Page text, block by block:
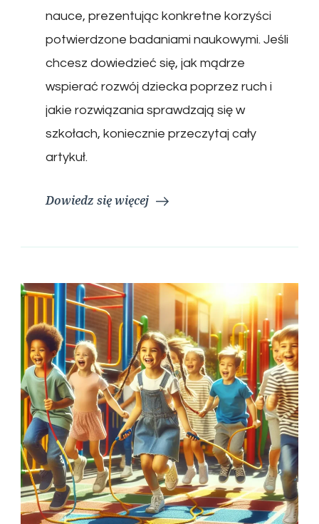
nauce, prezentując konkretne korzyści
potwierdzone badaniami naukowymi. Jeśli
chcesz dowiedzieć się, jak mądrze
wspierać rozwój dziecka poprzez ruch i
jakie rozwiązania sprawdzają się w
szkołach, koniecznie przeczytaj cały
artykuł.
Dowiedz się więcej